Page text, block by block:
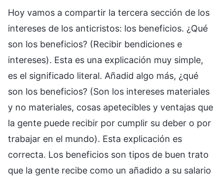
Hoy vamos a compartir la tercera sección de los
intereses de los anticristos: los beneficios. ¿Qué
son los beneficios? (Recibir bendiciones e
intereses). Esta es una explicación muy simple,
es el significado literal. Añadid algo más, ¿qué
son los beneficios? (Son los intereses materiales
y no materiales, cosas apetecibles y ventajas que
la gente puede recibir por cumplir su deber o por
trabajar en el mundo). Esta explicación es
correcta. Los beneficios son tipos de buen trato
que la gente recibe como un añadido a su salario